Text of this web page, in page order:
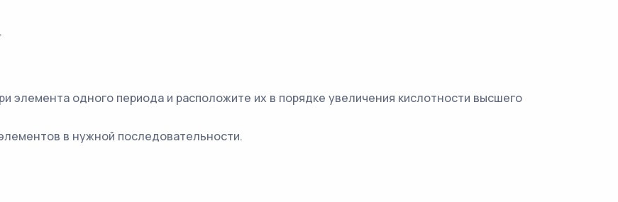
элемента одного периода и расположите их в порядке увеличения кислотности высшего
в нужной последовательности.